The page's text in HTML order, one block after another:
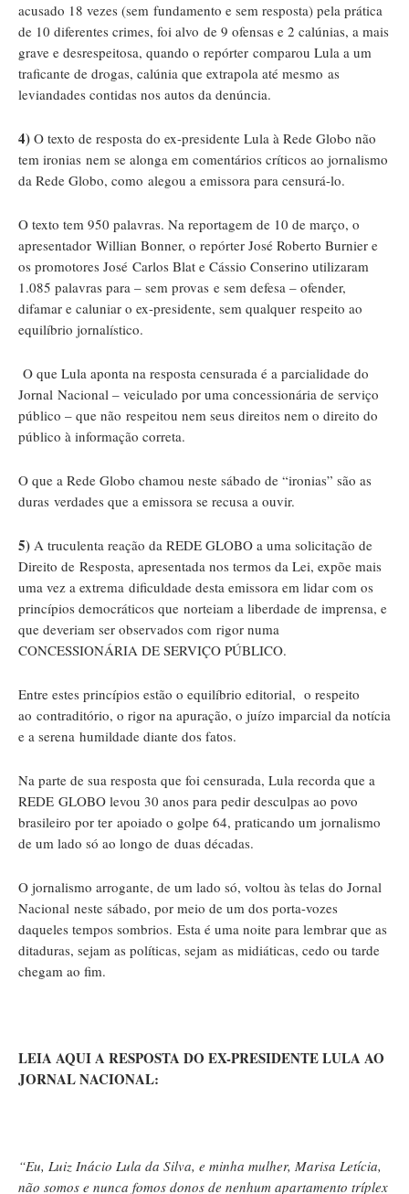
acusado 18 vezes (sem fundamento e sem resposta) pela prática
de 10 diferentes crimes, foi alvo de 9 ofensas e 2 calúnias, a mais
grave e desrespeitosa, quando o repórter comparou Lula a um
traficante de drogas, calúnia que extrapola até mesmo as
leviandades contidas nos autos da denúncia.
4) O texto de resposta do ex-presidente Lula à Rede Globo não
tem ironias nem se alonga em comentários críticos ao jornalismo
da Rede Globo, como alegou a emissora para censurá-lo.
O texto tem 950 palavras. Na reportagem de 10 de março, o
apresentador Willian Bonner, o repórter José Roberto Burnier e
os promotores José Carlos Blat e Cássio Conserino utilizaram
1.085 palavras para – sem provas e sem defesa – ofender,
difamar e caluniar o ex-presidente, sem qualquer respeito ao
equilíbrio jornalístico.
O que Lula aponta na resposta censurada é a parcialidade do
Jornal Nacional – veiculado por uma concessionária de serviço
público – que não respeitou nem seus direitos nem o direito do
público à informação correta.
O que a Rede Globo chamou neste sábado de “ironias” são as
duras verdades que a emissora se recusa a ouvir.
5) A truculenta reação da REDE GLOBO a uma solicitação de
Direito de Resposta, apresentada nos termos da Lei, expõe mais
uma vez a extrema dificuldade desta emissora em lidar com os
princípios democráticos que norteiam a liberdade de imprensa, e
que deveriam ser observados com rigor numa
CONCESSIONÁRIA DE SERVIÇO PÚBLICO.
Entre estes princípios estão o equilíbrio editorial, o respeito
ao contraditório, o rigor na apuração, o juízo imparcial da notícia
e a serena humildade diante dos fatos.
Na parte de sua resposta que foi censurada, Lula recorda que a
REDE GLOBO levou 30 anos para pedir desculpas ao povo
brasileiro por ter apoiado o golpe 64, praticando um jornalismo
de um lado só ao longo de duas décadas.
O jornalismo arrogante, de um lado só, voltou às telas do Jornal
Nacional neste sábado, por meio de um dos porta-vozes
daqueles tempos sombrios. Esta é uma noite para lembrar que as
ditaduras, sejam as políticas, sejam as midiáticas, cedo ou tarde
chegam ao fim.
LEIA AQUI A RESPOSTA DO EX-PRESIDENTE LULA AO
JORNAL NACIONAL:
“Eu, Luiz Inácio Lula da Silva, e minha mulher, Marisa Letícia,
não somos e nunca fomos donos de nenhum apartamento tríplex